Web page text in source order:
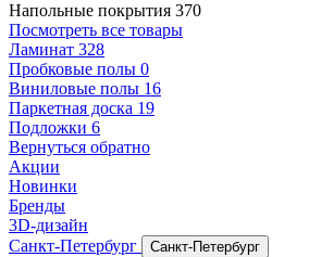
Напольные покрытия 370
Посмотреть все товары
Ламинат 328
Пробковые полы 0
Виниловые полы 16
Паркетная доска 19
Подложки 6
Вернуться обратно
Акции
Новинки
Бренды
3D-дизайн
Санкт-Петербург
Санкт-Петербург